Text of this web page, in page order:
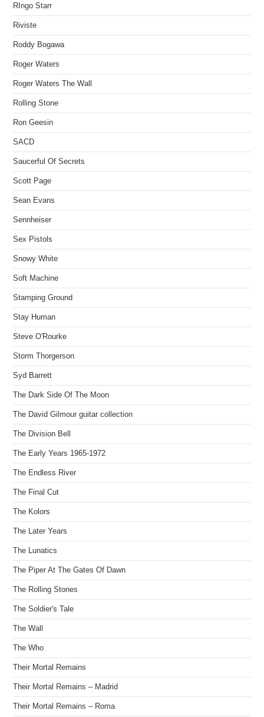
RIngo Starr
Riviste
Roddy Bogawa
Roger Waters
Roger Waters The Wall
Rolling Stone
Ron Geesin
SACD
Saucerful Of Secrets
Scott Page
Sean Evans
Sennheiser
Sex Pistols
Snowy White
Soft Machine
Stamping Ground
Stay Human
Steve O'Rourke
Storm Thorgerson
Syd Barrett
The Dark Side Of The Moon
The David Gilmour guitar collection
The Division Bell
The Early Years 1965-1972
The Endless River
The Final Cut
The Kolors
The Later Years
The Lunatics
The Piper At The Gates Of Dawn
The Rolling Stones
The Soldier's Tale
The Wall
The Who
Their Mortal Remains
Their Mortal Remains – Madrid
Their Mortal Remains – Roma